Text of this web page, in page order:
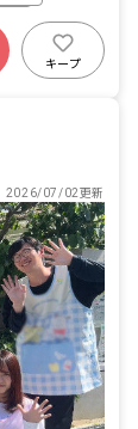
キープ
2026/07/02更新